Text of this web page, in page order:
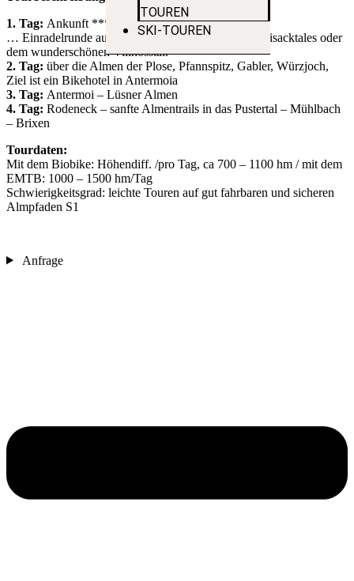
TOUREN
SKI-TOUREN
1. Tag: Ankunft **** Hotel Stern Teis/Villnöss
… Einradelrunde auf die Almen des bezaubernden Eisacktales oder
dem wunderschönen Villnösstal.
2. Tag: über die Almen der Plose, Pfannspitz, Gabler, Würzjoch,
Ziel ist ein Bikehotel in Antermoia
3. Tag: Antermoi – Lüsner Almen
4. Tag: Rodeneck – sanfte Almentrails in das Pustertal – Mühlbach
– Brixen
Tourdaten:
Mit dem Biobike: Höhendiff. /pro Tag, ca 700 – 1100 hm / mit dem
EMTB: 1000 – 1500 hm/Tag
Schwierigkeitsgrad: leichte Touren auf gut fahrbaren und sicheren
Almpfaden S1
Anfrage